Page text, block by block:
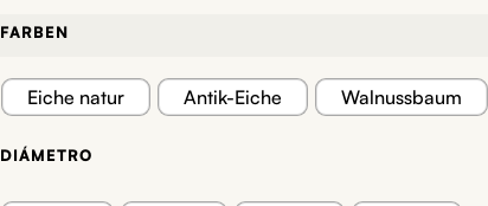
FARBEN
Eiche natur Antik-Eiche Walnussbaum
DIÁMETRO